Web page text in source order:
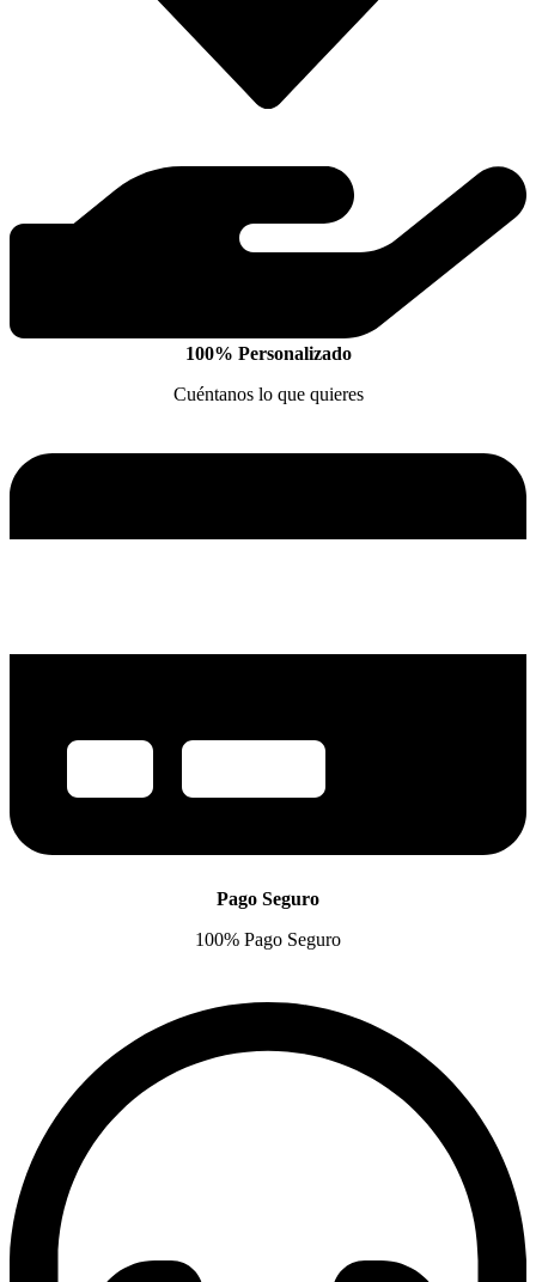
100% Personalizado
Cuéntanos lo que quieres
Pago Seguro
100% Pago Seguro